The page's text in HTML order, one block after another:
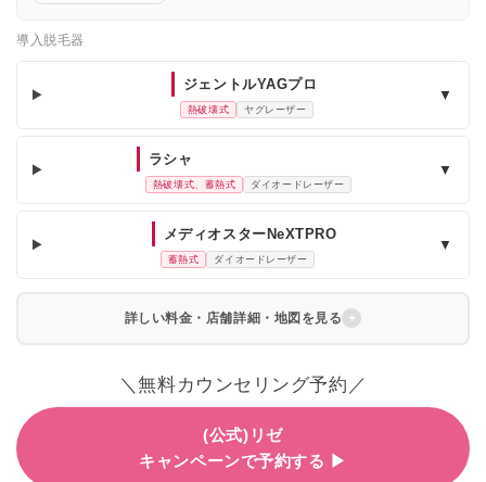
導入脱毛器
ジェントルYAGプロ
熱破壊式 ヤグレーザー
▼
ラシャ
熱破壊式、蓄熱式 ダイオードレーザー
▼
メディオスターNeXTPRO
蓄熱式 ダイオードレーザー
▼
詳しい料金・店舗詳細・地図を見る
＼無料カウンセリング予約／
(公式)リゼ
キャンペーンで予約する ▶